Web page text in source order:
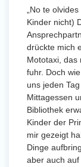
„No te
Kinder nicht)
drückte mich
Mototaxi, das
fuhr. Doch
uns jeden
Mittagessen
Bibliothek
Kinder der
mir gezeigt
Dinge
aber auch auf